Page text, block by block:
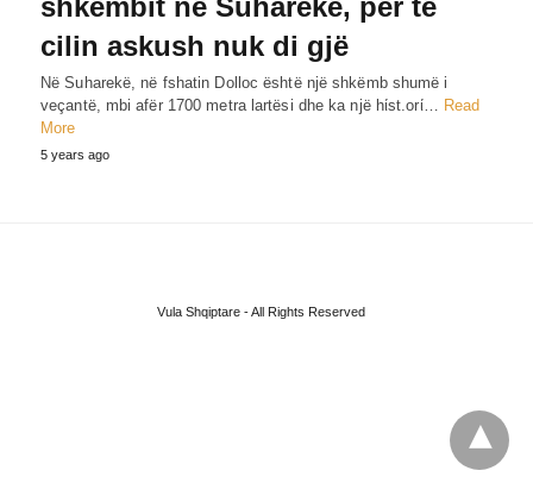
cilin askush nuk di gjë
Në Suharekë, në fshatin Dolloc është një shkëmb shumë i
veçantë, mbi afër 1700 metra lartësi dhe ka një hίst.orί… Read
More
5 years ago
Vula Shqiptare - All Rights Reserved